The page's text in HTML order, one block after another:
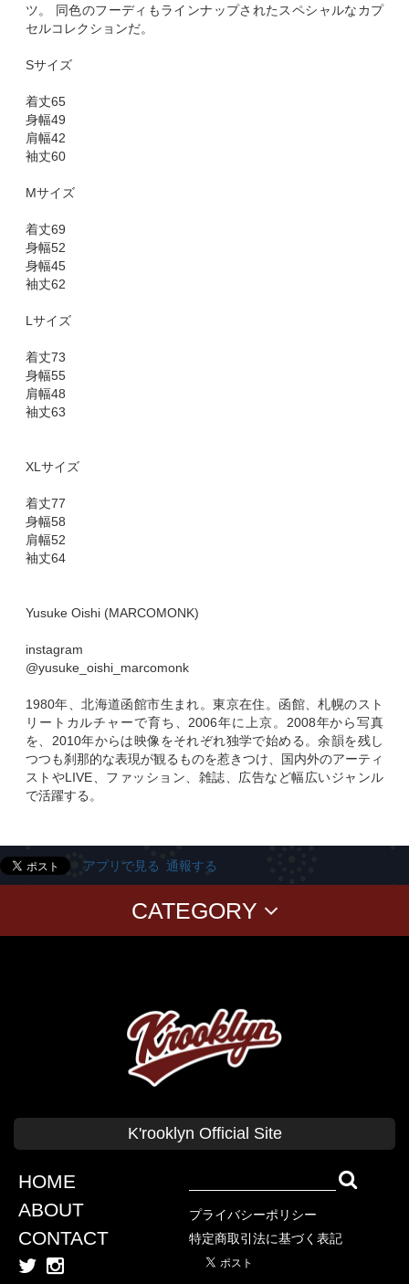
ツ。 同色のフーディもラインナップされたスペシャルなカプ
セルコレクションだ。
Sサイズ
着丈65
身幅49
肩幅42
袖丈60
Mサイズ
着丈69
身幅52
身幅45
袖丈62
Lサイズ
着丈73
身幅55
肩幅48
袖丈63
XLサイズ
着丈77
身幅58
肩幅52
袖丈64
Yusuke Oishi (MARCOMONK)
instagram
@yusuke_oishi_marcomonk
1980年、北海道函館市生まれ。東京在住。函館、札幌のスト
リートカルチャーで育ち、2006年に上京。2008年から写真
を、2010年からは映像をそれぞれ独学で始める。余韻を残し
つつも刹那的な表現が観るものを惹きつけ、国内外のアーティ
ストやLIVE、ファッション、雑誌、広告など幅広いジャンル
で活躍する。
アプリで見る 通報する
CATEGORY
T-SHIRTS PANTS CAP GOODS
CLASSICS
T-SHIRT
SWEAT
CAP
SHORT PANTS
TANK TOP
COLLABORATION
cherry chill will.
上岡 拓也
Yusuke Oishi (MARCOMONK)
Denali
OUTER
K'rooklyn Official Site
HOME
ABOUT
CONTACT
プライバシーポリシー
特定商取引法に基づく表記